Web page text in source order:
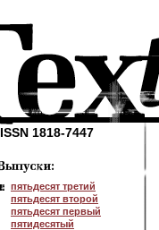
ISSN 1818-7447
пятьдесят третий
пятьдесят второй
пятьдесят первый
пятидесятый